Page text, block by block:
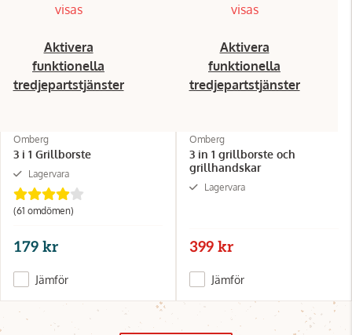
visas
Aktivera
funktionella
tredjepartstjänster
Omberg
3 i 1 Grillborste
Lagervara
(61 omdömen)
179 kr
Jämför
visas
Aktivera
funktionella
tredjepartstjänster
Omberg
3 in 1 grillborste och
grillhandskar
Lagervara
399 kr
Jämför